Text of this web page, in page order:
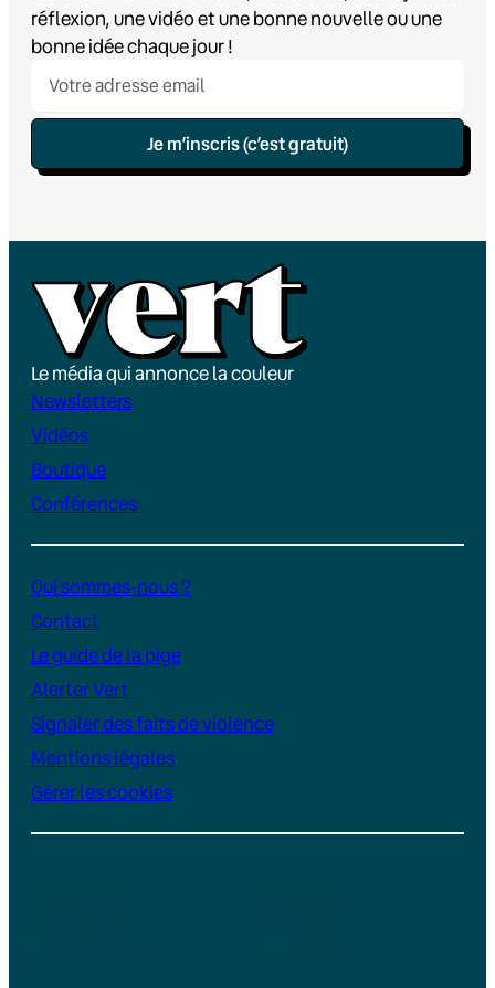
réflexion, une vidéo et une bonne nouvelle ou une
bonne idée chaque jour !
Je m’inscris (c’est gratuit)
Le média qui annonce la couleur
Newsletters
Vidéos
Boutique
Conférences
Qui sommes-nous ?
Contact
Le guide de la pige
Alerter Vert
Signaler des faits de violence
Mentions légales
Gérer les cookies